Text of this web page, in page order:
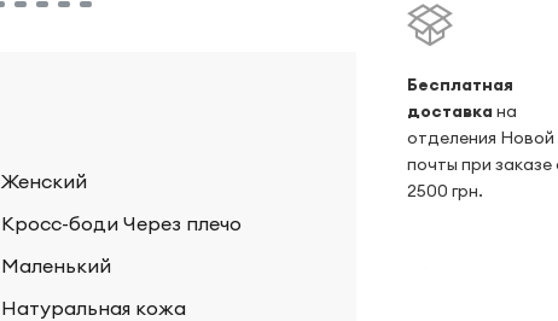
Женский
Кросс-боди Через плечо
Маленький
Натуральная кожа
Беcплатная
доставкана
отделения Новой
почты при заказе
2500 грн.